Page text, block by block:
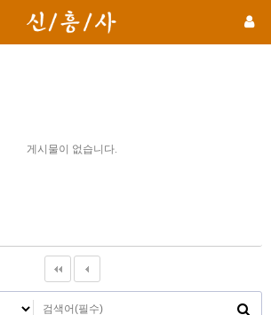
게시물이 없습니다.